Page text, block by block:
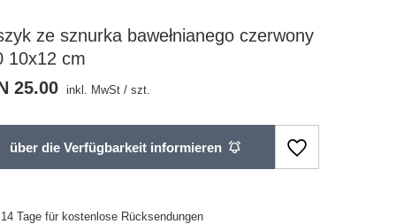
ze sznurka bawełnianego czerwony
10x12 cm
25.00
inkl. MwSt /szt.
über die Verfügbarkeit informieren
14 Tage für kostenlose Rücksendungen